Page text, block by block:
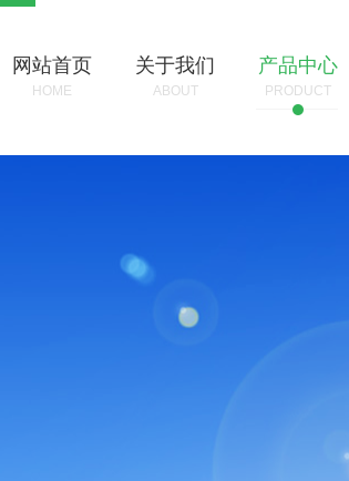
网站首页
HOME
关于我们
ABOUT
产品中心
PRODUCT